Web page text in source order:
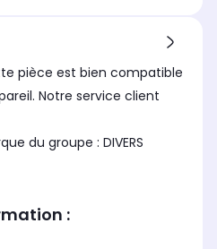
pièce est bien compatible
Notre service client
groupe : DIVERS
: